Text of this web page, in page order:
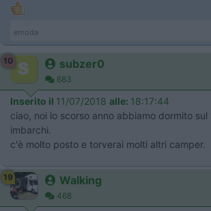
emoda
10 subzer0
683
Inserito il 11/07/2018 alle: 18:17:44
ciao, noi lo scorso anno abbiamo dormito
imbarchi.
c'è molto posto e torverai molti altri camper.
19 Walking
468